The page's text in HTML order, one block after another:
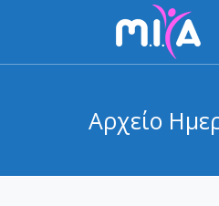
Αρχείο